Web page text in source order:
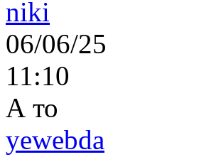
niki
06/06/25
11:10
А то
yewebda